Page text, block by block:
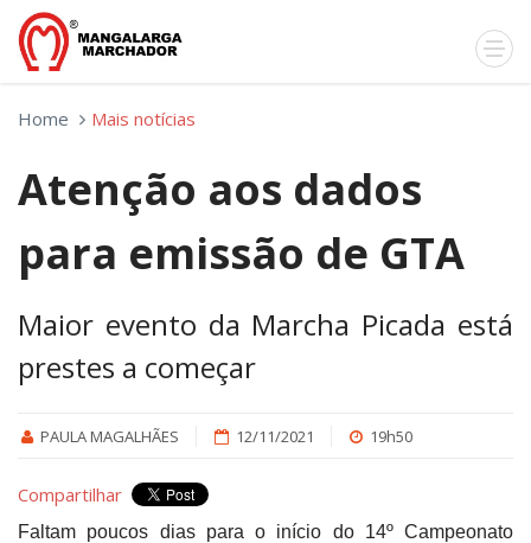
Home Mais notícias
Atenção aos dados
para emissão de GTA
Maior evento da Marcha Picada está
prestes a começar
PAULA MAGALHÃES 12/11/2021 19h50
Compartilhar
Faltam poucos dias para o início do 14º Campeonato